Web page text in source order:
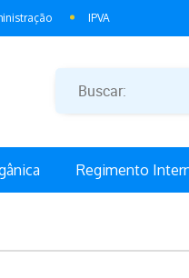
IPVA
Regimento